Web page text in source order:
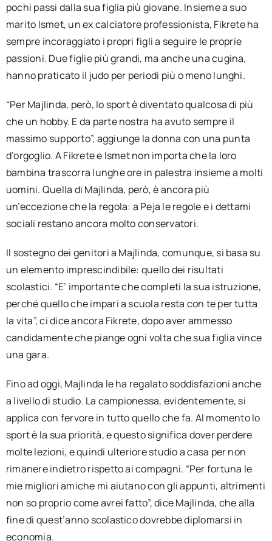
pochi passi dalla sua figlia più giovane. Insieme a suo
marito Ismet, un ex calciatore professionista, Fikrete ha
sempre incoraggiato i propri figli a seguire le proprie
passioni. Due figlie più grandi, ma anche una cugina,
hanno praticato il judo per periodi più o meno lunghi.
“Per Majlinda, però, lo sport è diventato qualcosa di più
che un hobby. E da parte nostra ha avuto sempre il
massimo supporto”, aggiunge la donna con una punta
d’orgoglio. A Fikrete e Ismet non importa che la loro
bambina trascorra lunghe ore in palestra insieme a molti
uomini. Quella di Majlinda, però, è ancora più
un’eccezione che la regola: a Peja le regole e i dettami
sociali restano ancora molto conservatori.
Il sostegno dei genitori a Majlinda, comunque, si basa su
un elemento imprescindibile: quello dei risultati
scolastici. “E’ importante che completi la sua istruzione,
perché quello che impari a scuola resta con te per tutta
la vita”, ci dice ancora Fikrete, dopo aver ammesso
candidamente che piange ogni volta che sua figlia vince
una gara.
Fino ad oggi, Majlinda le ha regalato soddisfazioni anche
a livello di studio. La campionessa, evidentemente, si
applica con fervore in tutto quello che fa. Al momento lo
sport è la sua priorità, e questo significa dover perdere
molte lezioni, e quindi ulteriore studio a casa per non
rimanere indietro rispetto ai compagni. “Per fortuna le
mie migliori amiche mi aiutano con gli appunti, altrimenti
non so proprio come avrei fatto”, dice Majlinda, che alla
fine di quest’anno scolastico dovrebbe diplomarsi in
economia.